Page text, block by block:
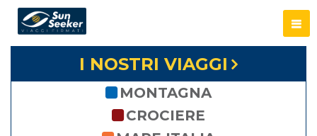
I NOSTRI VIAGGI
MONTAGNA
CROCIERE